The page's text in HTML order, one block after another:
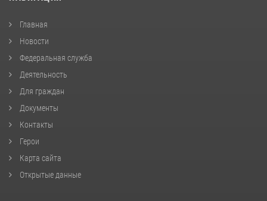
Главная
Новости
Федеральная служба
Деятельность
Для граждан
Документы
Контакты
Герои
Карта сайта
Открытые данные